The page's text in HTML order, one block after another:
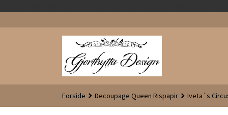
Forside Decoupage Queen Rispapir Iveta´s